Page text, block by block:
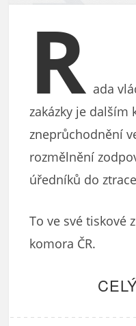
R ada
zakázky je dalším
zneprůchodnění
rozmělnění
úředníků do
To ve své tiskové
komora ČR.